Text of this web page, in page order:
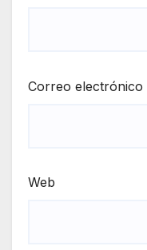
Correo electrónico
Web